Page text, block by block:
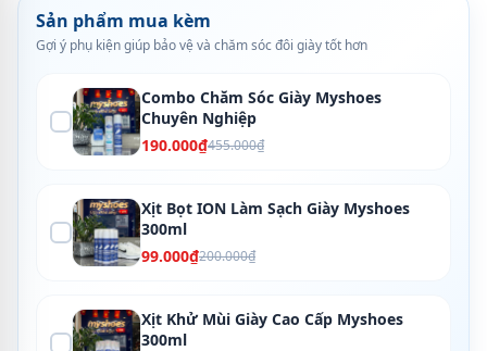
Sản phẩm mua kèm
Gợi ý phụ kiện giúp bảo vệ và chăm sóc đôi giày tốt hơn
Combo Chăm Sóc Giày Myshoes
Chuyên Nghiệp
190.000₫455.000₫
Xịt Bọt ION Làm Sạch Giày Myshoes
300ml
99.000₫200.000₫
Xịt Khử Mùi Giày Cao Cấp Myshoes
300ml